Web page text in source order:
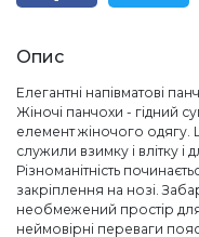
Опис
Елегантні напівматові
Жіночі панчохи - гідний
елемент жіночого одягу.
служили взимку і влітку і
Різноманітність
закріплення на нозі.
необмежений простір для
неймовірні переваги